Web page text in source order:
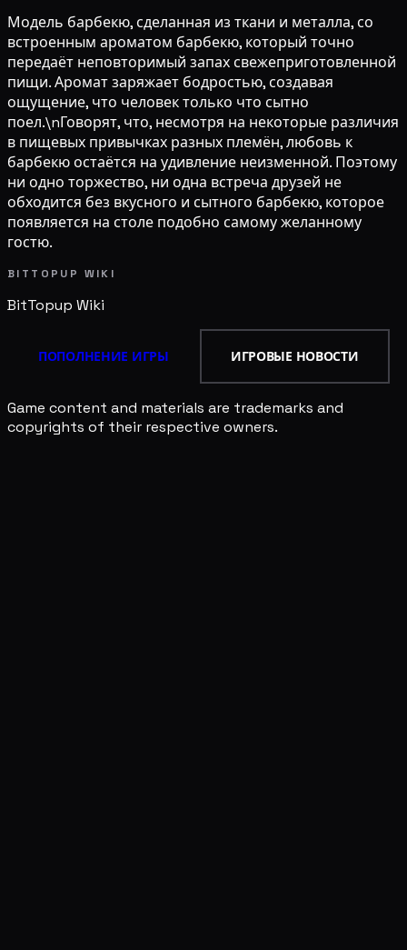
Модель барбекю, сделанная из ткани и металла, со
встроенным ароматом барбекю, который точно
передаёт неповторимый запах свежеприготовленной
пищи. Аромат заряжает бодростью, создавая
ощущение, что человек только что сытно
поел.\nГоворят, что, несмотря на некоторые различия
в пищевых привычках разных племён, любовь к
барбекю остаётся на удивление неизменной. Поэтому
ни одно торжество, ни одна встреча друзей не
обходится без вкусного и сытного барбекю, которое
появляется на столе подобно самому желанному
гостю.
BITTOPUP WIKI
BitTopup Wiki
ПОПОЛНЕНИЕ ИГРЫ ИГРОВЫЕ НОВОСТИ
Game content and materials are trademarks and
copyrights of their respective owners.